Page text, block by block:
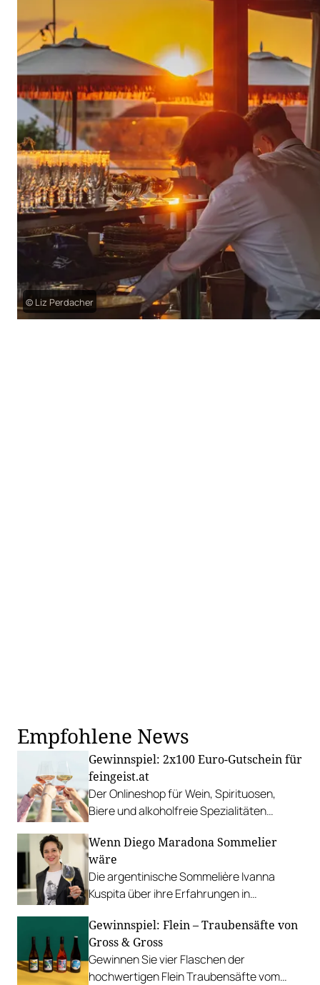
© Liz Perdacher
Empfohlene News
Gewinnspiel: 2x100 Euro-Gutschein für
feingeist.at
Der Onlineshop für Wein, Spirituosen,
Biere und alkoholfreie Spezialitäten
Wenn Diego Maradona Sommelier
wäre
Die argentinische Sommelière Ivanna
Kuspita über ihre Erfahrungen in
und Wein auf ihr Leben haben.
Gewinnspiel: Flein – Traubensäfte von
Gross & Gross
Gewinnen Sie vier Flaschen der
hochwertigen Flein Traubensäfte vom